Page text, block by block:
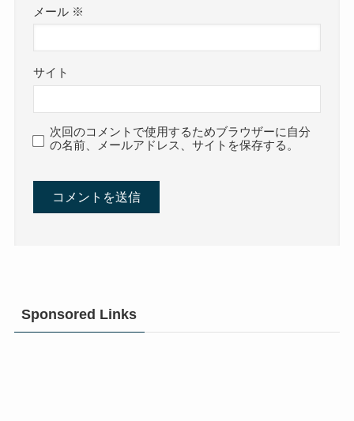
メール ※
サイト
次回のコメントで使用するためブラウザーに自分
の名前、メールアドレス、サイトを保存する。
Sponsored Links